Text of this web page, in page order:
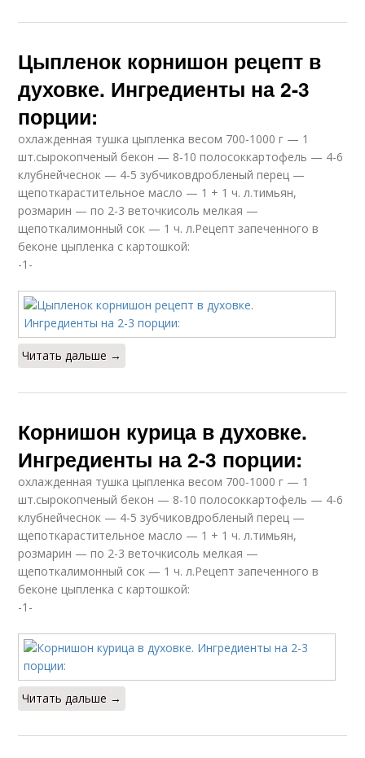
Цыпленок корнишон рецепт в
духовке. Ингредиенты на 2-3
порции:
охлажденная тушка цыпленка весом 700-1000 г — 1
шт.сырокопченый бекон — 8-10 полосоккартофель — 4-6
клубнейчеснок — 4-5 зубчиковдробленый перец —
щепоткарастительное масло — 1 + 1 ч. л.тимьян,
розмарин — по 2-3 веточкисоль мелкая —
щепоткалимонный сок — 1 ч. л.Рецепт запеченного в
беконе цыпленка с картошкой:
-1-
Читать дальше →
Корнишон курица в духовке.
Ингредиенты на 2-3 порции:
охлажденная тушка цыпленка весом 700-1000 г — 1
шт.сырокопченый бекон — 8-10 полосоккартофель — 4-6
клубнейчеснок — 4-5 зубчиковдробленый перец —
щепоткарастительное масло — 1 + 1 ч. л.тимьян,
розмарин — по 2-3 веточкисоль мелкая —
щепоткалимонный сок — 1 ч. л.Рецепт запеченного в
беконе цыпленка с картошкой:
-1-
Читать дальше →